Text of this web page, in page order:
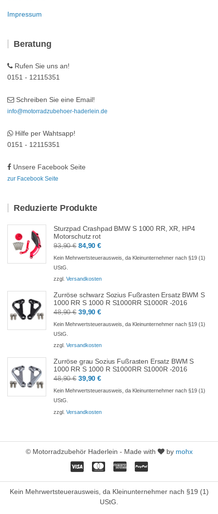
Impressum
Beratung
Rufen Sie uns an!
0151 - 12115351
Schreiben Sie eine Email!
info@motorradzubehoer-haderlein.de
Hilfe per Wahtsapp!
0151 - 12115351
Unsere Facebook Seite
zur Facebook Seite
Reduzierte Produkte
Sturzpad Crashpad BMW S 1000 RR, XR, HP4
Motorschutz rot
93,90€ Ursprünglicher
Preis
93,90 €
84,90€Aktueller
Preis
84,90 €.
Kein Mehrwertsteuerausweis, da Kleinunternehmer nach §19 (1)
UStG.
zzgl. Versandkosten
Zurröse schwarz Sozius Fußrasten Ersatz BWM S
1000 RR S 1000 R S1000RR S1000R -2016
48,90€ Ursprünglicher
Preis
48,90 €
39,90€Aktueller
Preis
39,90 €.
Kein Mehrwertsteuerausweis, da Kleinunternehmer nach §19 (1)
UStG.
zzgl. Versandkosten
Zurröse grau Sozius Fußrasten Ersatz BWM S
1000 RR S 1000 R S1000RR S1000R -2016
48,90€ Ursprünglicher
Preis
48,90 €
39,90€Aktueller
Preis
39,90 €.
Kein Mehrwertsteuerausweis, da Kleinunternehmer nach §19 (1)
UStG.
zzgl. Versandkosten
© Motorradzubehör Haderlein - Made with by mohx
Kein Mehrwertsteuerausweis, da Kleinunternehmer nach §19 (1)
UStG.